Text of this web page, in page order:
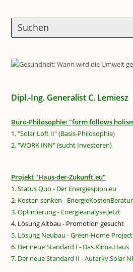
Dipl.-Ing. Generalist C. Lemiesz
Büro-Philosophie: "form follows
1. "Solar Loft II" (Basis-Philosophie)
2. "WORK INN" (sucht Investoren)
Projekt "Haus-der-Zukunft.eu"
1. Status Quo - Der Energiespion.eu
2. Kosten senken -
3. Optimierung - Energieanalyse.Jetzt
4. Lösung Altbau - Promotion gesucht
5. Lösung Neubau - Green-Home-
6. Der neue Standard I - Das.Klima.Haus
7. Der neue Standard II - Autarky.Solar